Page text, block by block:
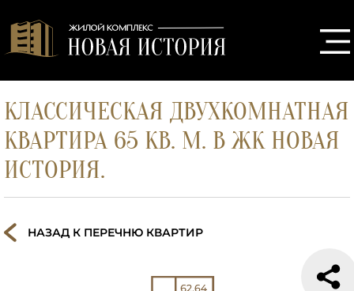
КЛАССИЧЕСКАЯ ДВУХКОМНАТНАЯ
КВАРТИРА 65 КВ. М. В ЖК НОВАЯ
ИСТОРИЯ.
НАЗАД К ПЕРЕЧНЮ КВАРТИР